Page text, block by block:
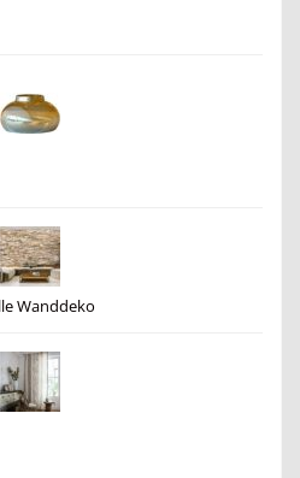
Wanddeko